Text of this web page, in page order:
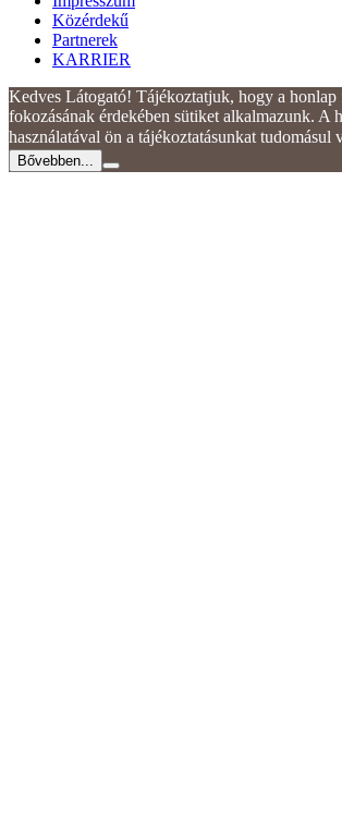
Közérdekű
Partnerek
KARRIER
Kedves Látogató! Tájékoztatjuk, hogy a honlap
fokozásának érdekében sütiket alkalmazunk. A
használatával ön a tájékoztatásunkat tudomásul
Bővebben...